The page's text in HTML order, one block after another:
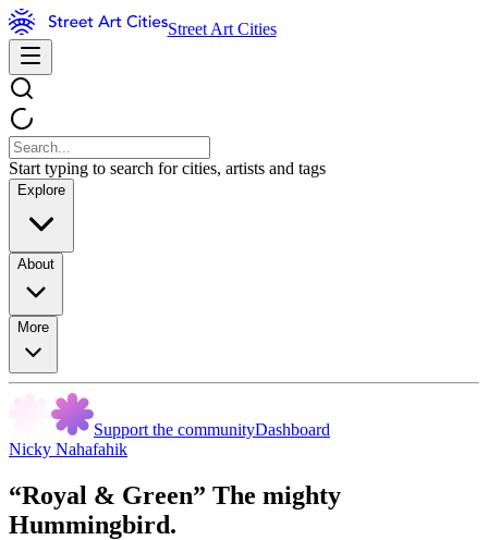
Street Art Cities
Start typing to search for cities, artists and tags
Explore
About
More
Support the communityDashboard
Nicky Nahafahik
“Royal & Green” The mighty
Hummingbird.